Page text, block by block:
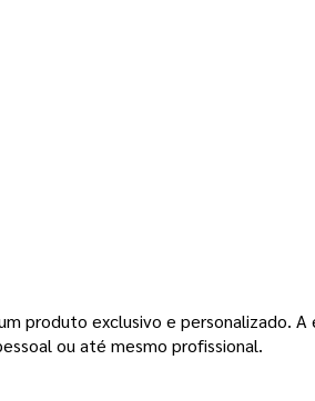
produto exclusivo e personalizado.
ou até mesmo profissional.